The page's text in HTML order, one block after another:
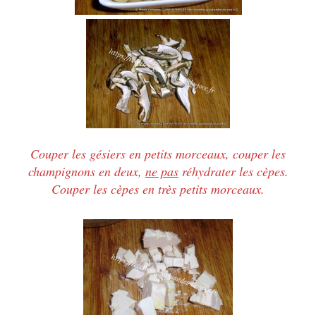
Couper les gésiers en petits morceaux, couper les
champignons en deux, ne pasréhydrater les cèpes.
Couper les cèpes en très petits morceaux.